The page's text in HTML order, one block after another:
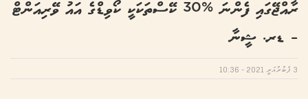
ރާއްޖޭގައި ފެންނަ %30 ކޭސްތަކަކީ ކޯވިޑްގެ އައު ވޭރިއަންޓް
– ޑރ. ޝީނާ
3 ފެބުރުއަރީ 2021 - 10:36